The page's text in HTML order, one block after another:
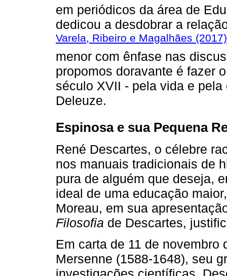
em periódicos da área de
dedicou a desdobrar a
Varela, Ribeiro e Magalhães (2017)
menor com ênfase nas
propomos doravante é fazer
século XVII - pela vida e
Deleuze.
Espinosa e sua Pequena
René Descartes, o célebre
nos manuais tradicionais de
pura de alguém que deseja,
ideal de uma educação
Moreau, em sua
Filosofia de Descartes,
Em carta de 11 de novembro
Mersenne (1588-1648), seu